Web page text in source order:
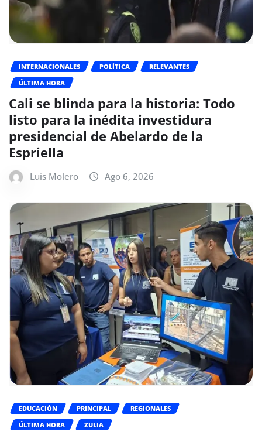
INTERNACIONALES POLÍTICA
RELEVANTES
ÚLTIMA HORA
Cali se blinda para la historia: Todo
listo para la inédita investidura
presidencial de Abelardo de la
Espriella
Luis Molero Ago 6, 2026
EDUCACIÓN PRINCIPAL
REGIONALES
ÚLTIMA HORA
ZULIA